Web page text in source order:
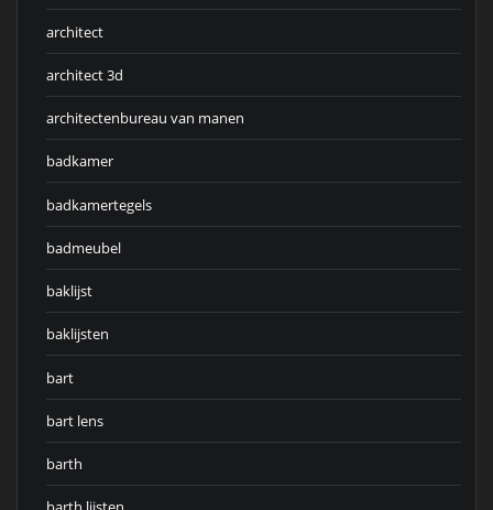
architect
architect 3d
architectenbureau van manen
badkamer
badkamertegels
badmeubel
baklijst
baklijsten
bart
bart lens
barth